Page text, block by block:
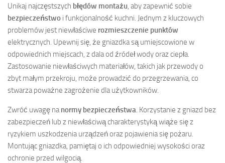
Unikaj najczęstszych błędów montażu , aby zapewnić sobie
bezpieczeństwo i funkcjonalność kuchni. Jednym z kluczowych
problemów jest niewłaściwe rozmieszczenie punktów
elektrycznych. Upewnij się, że gniazdka są umiejscowione w
odpowiednich miejscach, z dala od źródeł wody oraz ciepła.
Zastosowanie niewłaściwych materiałów, takich jak przewody o
zbyt małym przekroju, może prowadzić do przegrzewania, co
stwarza poważne zagrożenie dla użytkowników.
Zwróć uwagę na normy bezpieczeństwa . Korzystanie z gniazd bez
zabezpieczeń lub z niewłaściwą charakterystyką wiąże się z
ryzykiem uszkodzenia urządzeń oraz pojawienia się pożaru.
Montując gniazdka, pamiętaj o ich odpowiedniej wysokości oraz
ochronie przed wilgocią.